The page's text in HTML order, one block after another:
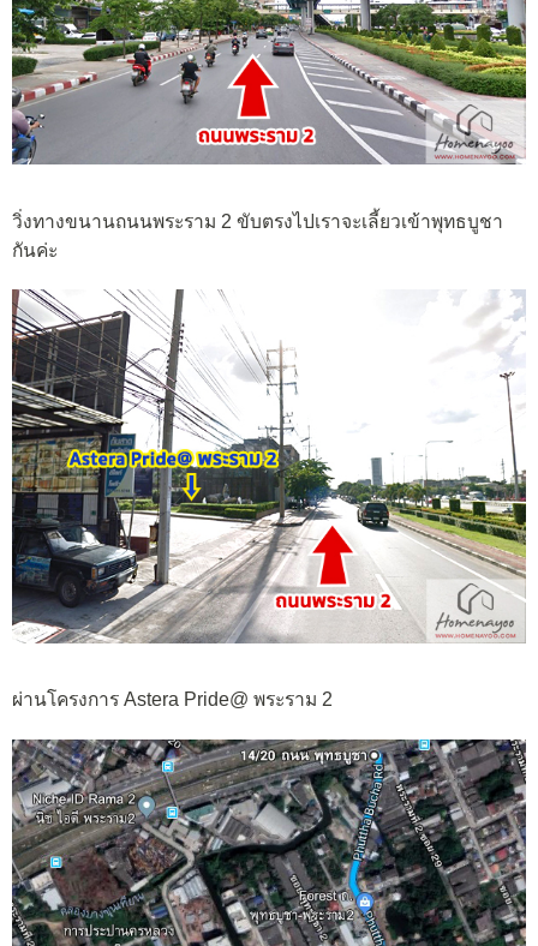
วิ่งทางขนานถนนพระราม 2 ขับตรงไปเราจะเลี้ยวเข้าพุทธบูชา
กันค่ะ
ผ่านโครงการ Astera Pride@ พระราม 2